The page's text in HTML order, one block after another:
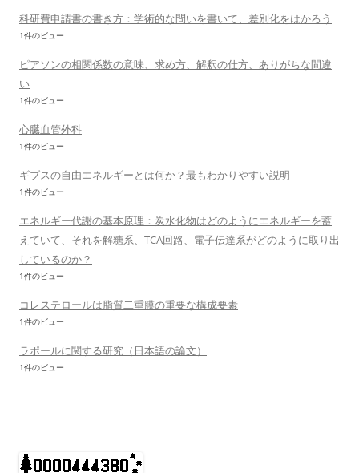
科研費申請書の書き方：学術的な問いを書いて、差別化をはかろう
1件のビュー
ピアソンの相関係数の意味、求め方、解釈の仕方、ありがちな間違
い
1件のビュー
心臓血管外科
1件のビュー
ギブスの自由エネルギーとは何か？最もわかりやすい説明
1件のビュー
エネルギー代謝の基本原理：炭水化物はどのようにエネルギーを蓄
えていて、それを解糖系、TCA回路、電子伝達系がどのように取り出
しているのか？
1件のビュー
コレステロールは脂質二重膜の重要な構成要素
1件のビュー
ラポールに関する研究（日本語の論文）
1件のビュー